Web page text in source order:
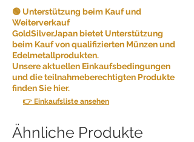
🟢 Unterstützung beim Kauf und
Weiterverkauf
GoldSilverJapan bietet Unterstützung
beim Kauf von qualifizierten Münzen und
Edelmetallprodukten.
Unsere aktuellen Einkaufsbedingungen
und die teilnahmeberechtigten Produkte
finden Sie hier.
👉 Einkaufsliste ansehen
Ähnliche Produkte